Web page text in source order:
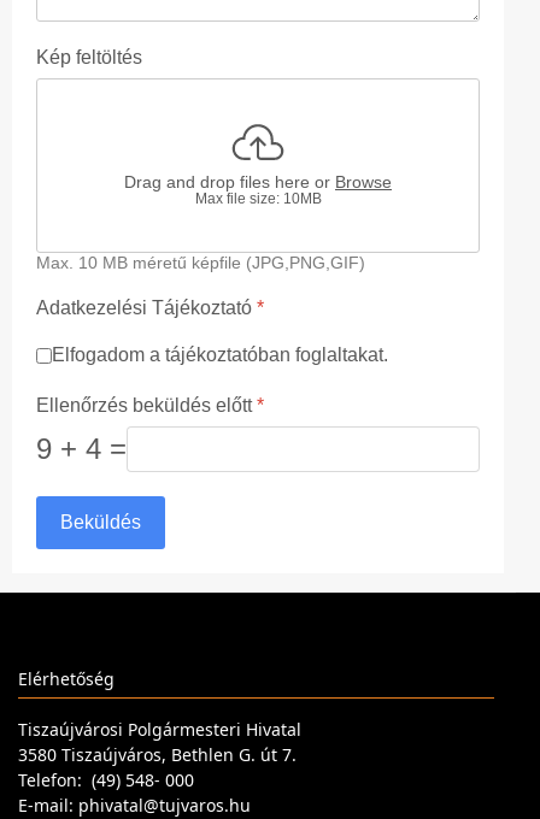
Kép feltöltés
Drag and drop files here or Browse
Max file size: 10MB
Max. 10 MB méretű képfile (JPG,PNG,GIF)
Adatkezelési Tájékoztató *
Elfogadom a tájékoztatóban foglaltakat.
Ellenőrzés beküldés előtt*
9 + 4 =
Beküldés
Elérhetőség
Tiszaújvárosi Polgármesteri Hivatal
3580 Tiszaújváros, Bethlen G. út 7.
Telefon: (49) 548- 000
E-mail: phivatal@tujvaros.hu